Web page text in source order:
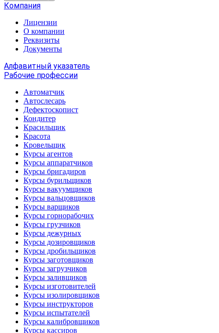
Компания
Лицензии
О компании
Реквизиты
Документы
Алфавитный указатель
Рабочие профессии
Автоматчик
Автослесарь
Дефектоскопист
Кондитер
Красильщик
Красота
Кровельщик
Курсы агентов
Курсы аппаратчиков
Курсы бригадиров
Курсы бурильщиков
Курсы вакуумщиков
Курсы вальцовщиков
Курсы варщиков
Курсы горнорабочих
Курсы грузчиков
Курсы дежурных
Курсы дозировщиков
Курсы дробильщиков
Курсы заготовщиков
Курсы загрузчиков
Курсы заливщиков
Курсы изготовителей
Курсы изолировщиков
Курсы инструкторов
Курсы испытателей
Курсы калибровщиков
Курсы кассиров